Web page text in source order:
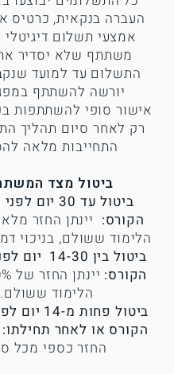
העברה בנקאית, כרטיס
אמצעי תשלום
משתתף שלא יסדיר
התשלום עד למועד
יורשה להשתתף
אישור סופי להשתתפות
רק לאחר סיום תהליך
התחייבות מלאה
ביטול מצד
ביטול עד 30
הקורס: יינתן החזר
הלימוד ששולם, בניכוי
ביטול בין
הקורס:
הלימוד ששולם.
ביטול פחות
הקורס או לאחר תחילתו:
החזר כספי מכל